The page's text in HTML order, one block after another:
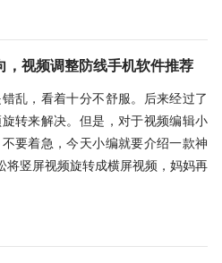
视频调整防线手机软件推荐
乱，看着十分不舒服。后来经过了
转来解决。但是，对于视频编辑小
要着急，今天小编就要介绍一款神
竖屏视频旋转成横屏视频，妈妈再